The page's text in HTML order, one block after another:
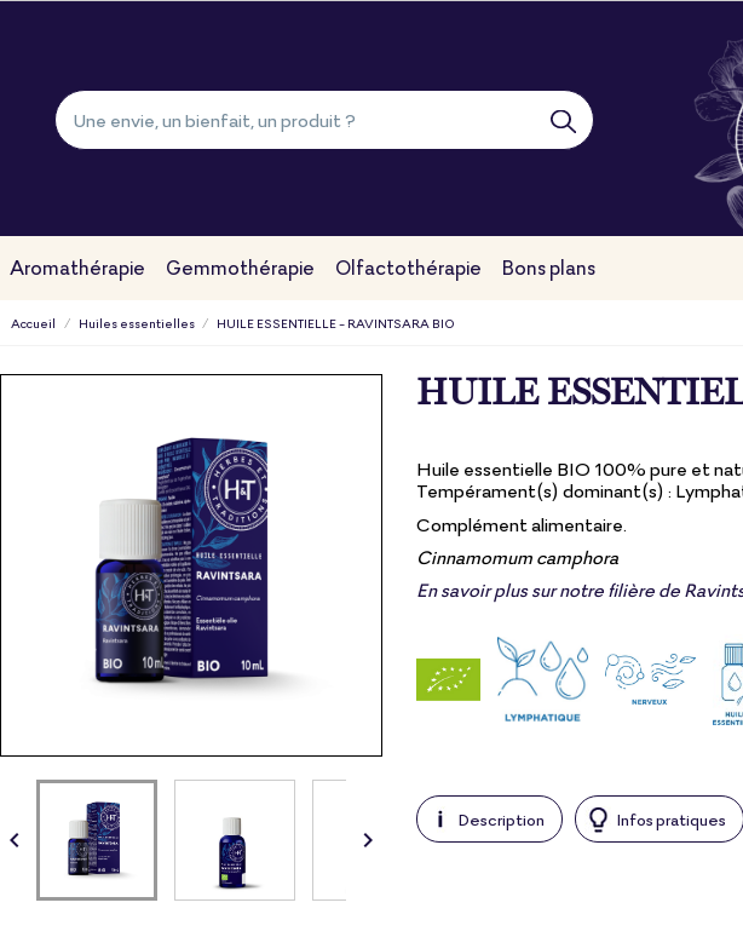
Aromathérapie Gemmothérapie Olfactothérapie Bons plans
Accueil Huiles essentielles HUILE ESSENTIELLE - RAVINTSARA BIO
 
HUILE
Huile essentielle BIO 100% pure et
Tempérament(s) dominant(s) :
Complément alimentaire.
Cinnamomum camphora
En savoir plus sur notre filière de
Description Infos pratiques